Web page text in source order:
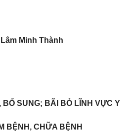
Lâm Minh Thành
SUNG; BÃI BỎ LĨNH VỰC Y
BỆNH, CHỮA BỆNH